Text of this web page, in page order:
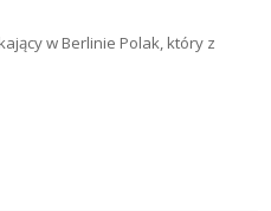
w Berlinie Polak, który z